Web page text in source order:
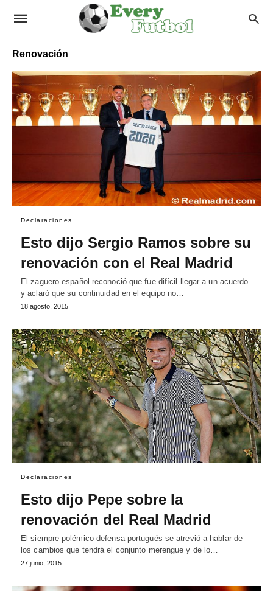
Renovación
Declaraciones
Esto dijo Sergio Ramos sobre su
renovación con el Real Madrid
El zaguero español reconoció que fue difícil llegar a un acuerdo
y aclaró que su continuidad en el equipo no…
18 agosto, 2015
Declaraciones
Esto dijo Pepe sobre la
renovación del Real Madrid
El siempre polémico defensa portugués se atrevió a hablar de
los cambios que tendrá el conjunto merengue y de lo…
27 junio, 2015